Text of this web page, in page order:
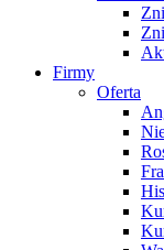
Firmy
Oferta